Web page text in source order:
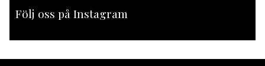
Följ oss på Instagram